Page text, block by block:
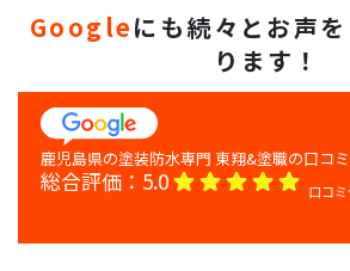
Googleにも続々とお声
ります！
総合評価： 5.0 口コ